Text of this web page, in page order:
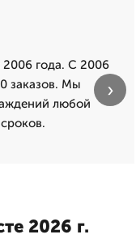
года. С 2006
заказов. Мы
любой
›
2026 г.